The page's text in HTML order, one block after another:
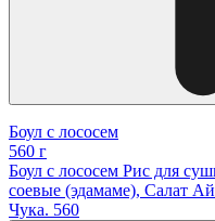
Боул с лососем
560 г
Боул с лососем Рис для
соевые (эдамаме), Салат
Чука. 560